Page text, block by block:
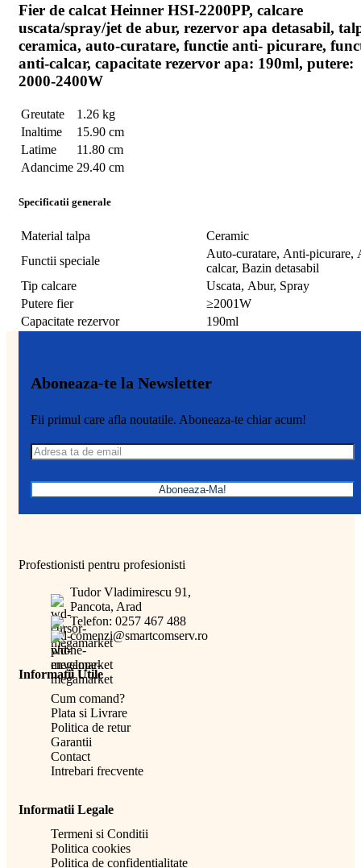
Fier de calcat Heinner HSI-2200PP, calcare
uscata/spray/jet de abur, rezervor apa detasabil,
ceramica, auto-curatare, functie anti- picurare,
anti-calcar, capacitate rezervor apa: 190ml, putere:
2000-2400W
Greutate
1.26 kg
Inaltime
15.90 cm
Latime
11.80 cm
Adancime 29.40 cm
Specificatii generale
Material talpa
Ceramic
Functii speciale
Auto-curatare, Anti-picurare,
calcar, Bazin detasabil
Tip calcare
Uscata, Abur, Spray
Putere fier
≥2001W
Capacitate rezervor
190ml
Aboneaza-te la Newsletter
Fii primul care afla noutatile. Aboneaza-te chiar acum!
Aboneaza-Ma!
Profestionisti pentru profesionisti
Tudor Vladimirescu 91,
Pancota, Arad
Telefon: 0257 467 488
comenzi@smartcomserv.ro
Informatii Utile
Cum comand?
Plata si Livrare
Politica de retur
Garantii
Contact
Intrebari frecvente
Informatii Legale
Termeni si Conditii
Politica cookies
Politica de confidentialitate